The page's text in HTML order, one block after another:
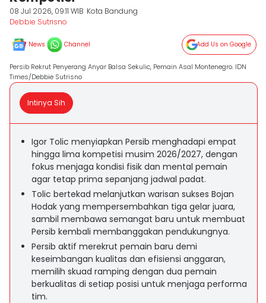
08 Jul 2026, 09:11 WIB Kota Bandung
Debbie Sutrisno
News Channel Add Us on Google
Persib Rekrut Penyerang Anyar Balsa Sekulic, Pemain Asal Montenegro. IDN
Times/Debbie Sutrisno
Intinya Sih
Igor Tolic menyiapkan Persib menghadapi empat
hingga lima kompetisi musim 2026/2027, dengan
fokus menjaga kondisi fisik dan mental pemain
agar tetap prima sepanjang jadwal padat.
Tolic bertekad melanjutkan warisan sukses Bojan
Hodak yang mempersembahkan tiga gelar juara,
sambil membawa semangat baru untuk membuat
Persib kembali membanggakan pendukungnya.
Persib aktif merekrut pemain baru demi
keseimbangan kualitas dan efisiensi anggaran,
memilih skuad ramping dengan dua pemain
berkualitas di setiap posisi untuk menjaga performa
tim.